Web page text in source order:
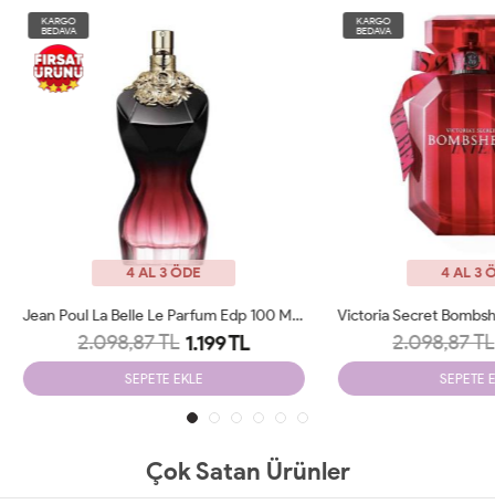
4 AL 3 ÖDE
Jean Poul La Belle Le Parfum Edp 100 ML Woman Tester
2.098,87 TL 1.199 TL
SEPETE EKLE
4 AL 3 ÖDE
2.098,87 TL 1.199 TL
SEPETE EKLE
Çok Satan Ürünler